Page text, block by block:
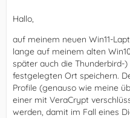
Hallo,
auf meinem neuen Win11-
lange auf meinem alten
später auch die Thunderbird-
festgelegten Ort speichern.
Profile (genauso wie meine
einer mit VeraCrypt
werden, damit im Fall eines